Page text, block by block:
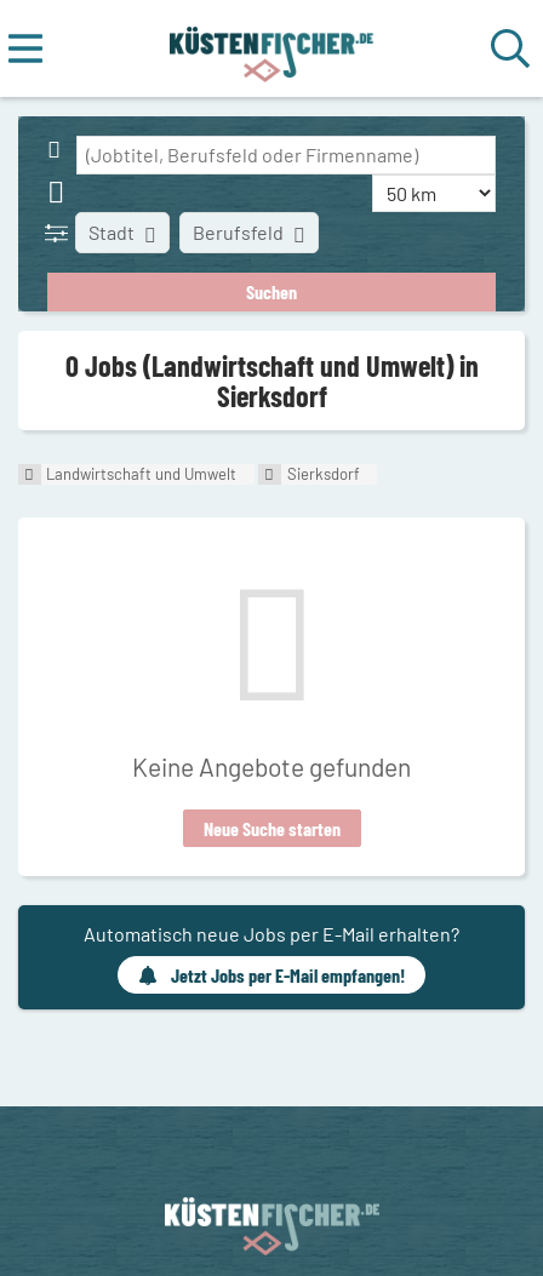
Stadt Berufsfeld
0 Jobs (Landwirtschaft und Umwelt) in
Sierksdorf
Landwirtschaft und Umwelt Sierksdorf
Keine Angebote gefunden
Neue Suche starten
Automatisch neue Jobs per E-Mail erhalten?
Jetzt Jobs per E-Mail empfangen!